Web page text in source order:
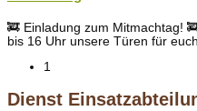
🚒 Einladung zum Mitmachtag!
bis 16 Uhr unsere Türen für
1
Dienst